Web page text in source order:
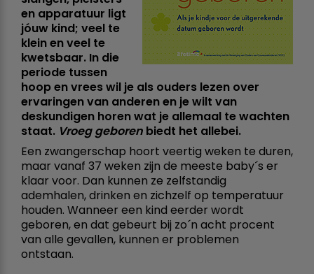
en apparatuur ligt
jóuw kind; veel te
klein en veel te
kwetsbaar. In die
periode tussen
hoop en vrees wil je als ouders lezen over
ervaringen van anderen en je wilt van
deskundigen horen wat je allemaal te wachten
staat. Vroeg geboren biedt het allebei.
Een zwangerschap hoort veertig weken te duren,
maar vanaf 37 weken zijn de meeste baby´s er
klaar voor. Dan kunnen ze zelfstandig
ademhalen, drinken en zichzelf op temperatuur
houden. Wanneer een kind eerder wordt
geboren, en dat gebeurt bij zo´n acht procent
van alle gevallen, kunnen er problemen
ontstaan.